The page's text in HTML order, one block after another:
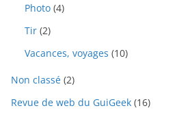
Photo (4)
Tir (2)
Vacances, voyages (10)
Non classé (2)
Revue de web du GuiGeek (16)